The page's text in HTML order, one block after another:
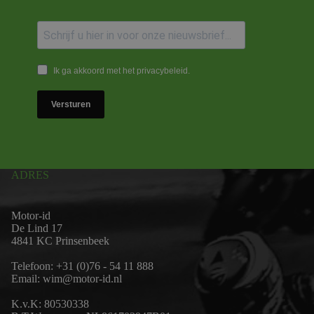
Ik ga akkoord met het privacybeleid.
Versturen
ADRES
Motor-id
De Lind 17
4841 KC Prinsenbeek
Telefoon: +31 (0)76 - 54 11 888
Email: wim@motor-id.nl
K.v.K: 80530338